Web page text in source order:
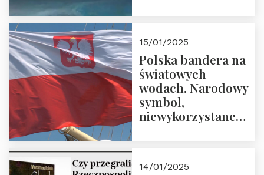
Prowadzi prof.
Zbigniew
Stawrowski
15/01/2025
Polska bandera na
światowych
wodach. Narodowy
symbol,
niewykorzystane
14/01/2025